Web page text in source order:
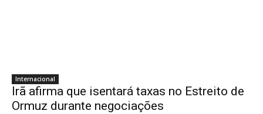
Internacional
Irã afirma que isentará taxas no Estreito de
Ormuz durante negociações